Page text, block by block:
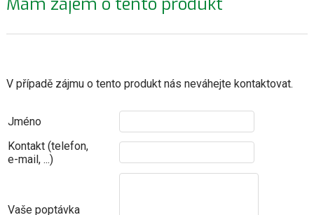
V případě zájmu o tento produkt nás neváhejte kontaktovat.
Jméno
Kontakt (telefon,
e-mail, ...)
Vaše poptávka